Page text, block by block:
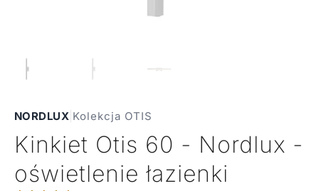
NORDLUX Kolekcja OTIS
Kinkiet Otis 60 - Nordlux -
oświetlenie łazienki